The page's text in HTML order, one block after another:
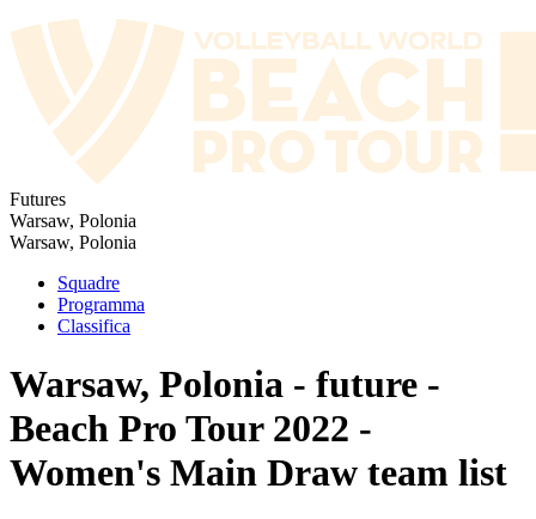
Futures
Warsaw, Polonia
Warsaw, Polonia
Squadre
Programma
Classifica
Warsaw, Polonia - future -
Beach Pro Tour 2022 -
Women's Main Draw team list